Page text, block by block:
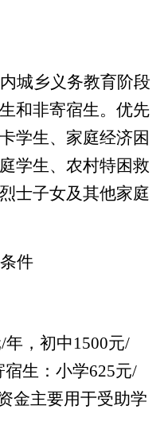
城乡义务教育阶段
和非寄宿生。优先
学生、家庭经济困
学生、农村特困救
士子女及其他家庭
件
年，初中1500元/
生：小学625元/
金主要用于受助学